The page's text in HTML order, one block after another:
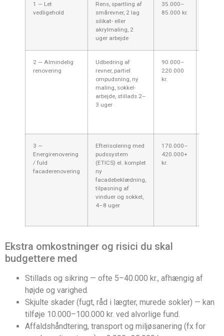
1 — Let
vedligehold
Rens, spartling af
smårevner, 2 lag
silikat- eller
akrylmaling, 2
uger arbejde
35.000–
85.000 kr.
2 — Almindelig
renovering
Udbedring af
revner, partiel
ompudsning, ny
maling, sokkel-
arbejde, stillads 2–
3 uger
90.000–
220.000
kr.
3 —
Energirenovering
/ fuld
facaderenovering
Efterisolering med
pudssystem
(ETICS) el. komplet
ny
facadebeklædning,
tilpasning af
vinduer og sokkel,
4–8 uger
170.000–
420.000+
kr.
Ekstra omkostninger og risici du skal
budgettere med
Stillads og sikring — ofte 5–40.000 kr., afhængig af
højde og varighed.
Skjulte skader (fugt, råd i lægter, murede sokler) — kan
tilføje 10.000–100.000 kr. ved alvorlige fund.
Affaldshåndtering, transport og miljøsanering (fx for